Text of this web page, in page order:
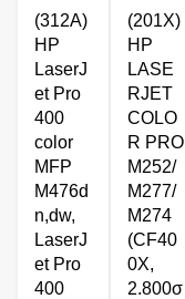
(312A)
HP
LaserJ
et Pro
400
color
MFP
M476d
n,dw,
LaserJ
et Pro
400
(201X)
HP
LASE
RJET
COLO
R PRO
M252/
M277/
M274
(CF40
0X,
2.800σ